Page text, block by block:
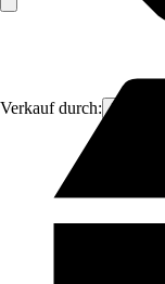
Verkauf durch: ich-zapfe